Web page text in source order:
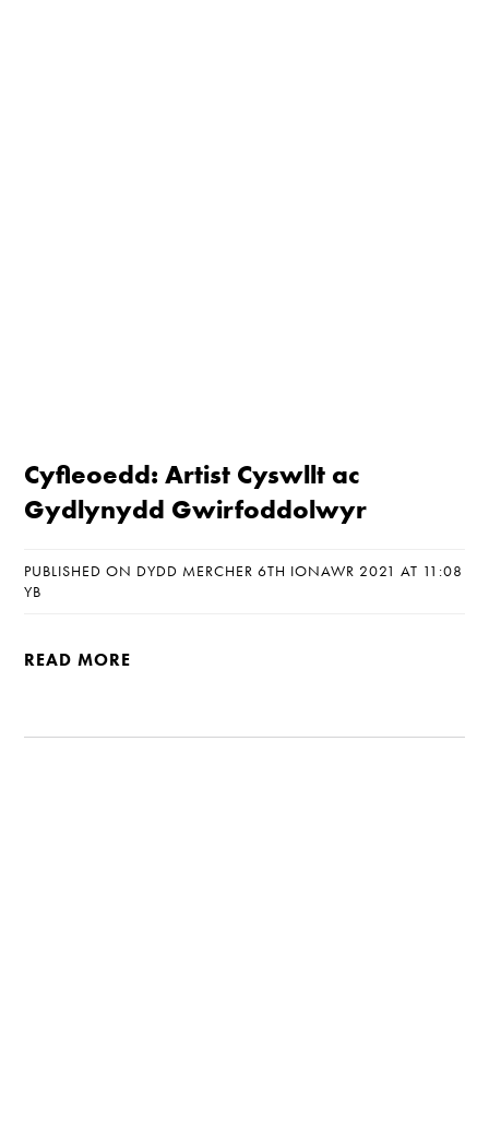
Cyfleoedd: Artist Cyswllt ac
Gydlynydd Gwirfoddolwyr
PUBLISHED ON DYDD MERCHER 6TH IONAWR 2021 AT 11:08
YB
READ MORE